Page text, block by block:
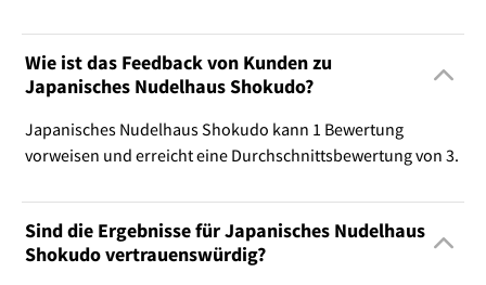
Wie ist das Feedback von Kunden zu
Japanisches Nudelhaus Shokudo?
Japanisches Nudelhaus Shokudo kann 1 Bewertung
vorweisen und erreicht eine Durchschnittsbewertung von 3.
Sind die Ergebnisse für Japanisches Nudelhaus
Shokudo vertrauenswürdig?